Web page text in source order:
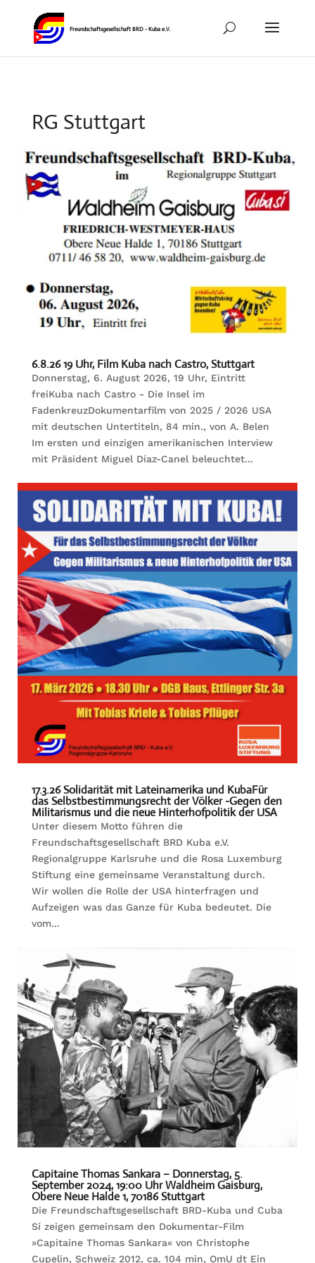
RG Stuttgart
6.8.26 19 Uhr, Film Kuba nach Castro, Stuttgart
Donnerstag, 6. August 2026, 19 Uhr, Eintritt
freiKuba nach Castro - Die Insel im
FadenkreuzDokumentarfilm von 2025 / 2026 USA
mit deutschen Untertiteln, 84 min., von A. Belen
Im ersten und einzigen amerikanischen Interview
mit Präsident Miguel Díaz-Canel beleuchtet...
17.3.26 Solidarität mit Lateinamerika und KubaFür
das Selbstbestimmungsrecht der Völker -Gegen den
Militarismus und die neue Hinterhofpolitik der USA
Unter diesem Motto führen die
Freundschaftsgesellschaft BRD Kuba e.V.
Regionalgruppe Karlsruhe und die Rosa Luxemburg
Stiftung eine gemeinsame Veranstaltung durch.
Wir wollen die Rolle der USA hinterfragen und
Aufzeigen was das Ganze für Kuba bedeutet. Die
vom...
Capitaine Thomas Sankara – Donnerstag, 5.
September 2024, 19:00 Uhr Waldheim Gaisburg,
Obere Neue Halde 1, 70186 Stuttgart
Die Freundschaftsgesellschaft BRD-Kuba und Cuba
Sí zeigen gemeinsam den Dokumentar-Film
»Capitaine Thomas Sankara« von Christophe
Cupelin, Schweiz 2012, ca. 104 min, OmU dt Ein